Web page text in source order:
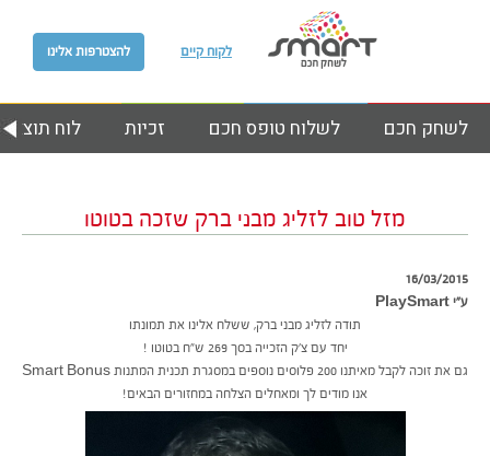
להצטרפות אלינו לקוח קיים
לוח זכיות לשלוח טופס חכם לשחק חכם
מזל טוב לזליג מבני ברק שזכה בטוטו
16/03/2015
ע״י PlaySmart
תודה לזליג מבני ברק, ששלח אלינו את תמונתו
יחד עם צ’ק הזכייה בסך 269 ש”ח בטוטו !
גם את זוכה לקבל מאיתנו 200 פלוסים נוספים במסגרת תכנית המתנות Smart Bonus
אנו מודים לך ומאחלים הצלחה במחזורים הבאים!